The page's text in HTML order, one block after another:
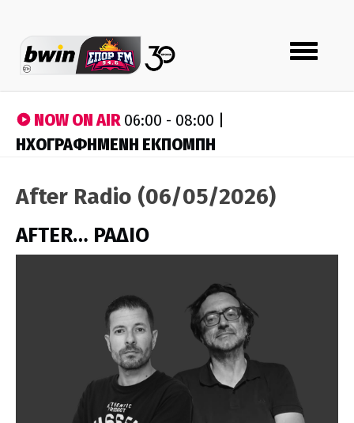
Toggle
navigation
NOW ON AIR06:00 - 08:00 |
ΗΧΟΓΡΑΦΗΜΕΝΗ ΕΚΠΟΜΠΗ
After Radio (06/05/2026)
AFTER… ΡΑΔΙΟ